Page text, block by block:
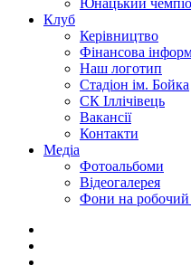
Юнацький
Клуб
Керівництво
Фінансова
Наш логотип
Стадіон ім. Бойка
СК Іллічівець
Вакансії
Контакти
Медіа
Фотоальбоми
Відеогалерея
Фони на робочий